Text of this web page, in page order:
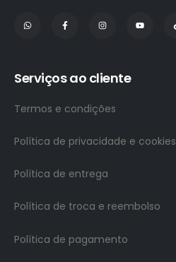
Serviços ao cliente
Termos e condições
Política de privacidade e cookies
Política de entrega
Política de troca e reembolso
Política de pagamento